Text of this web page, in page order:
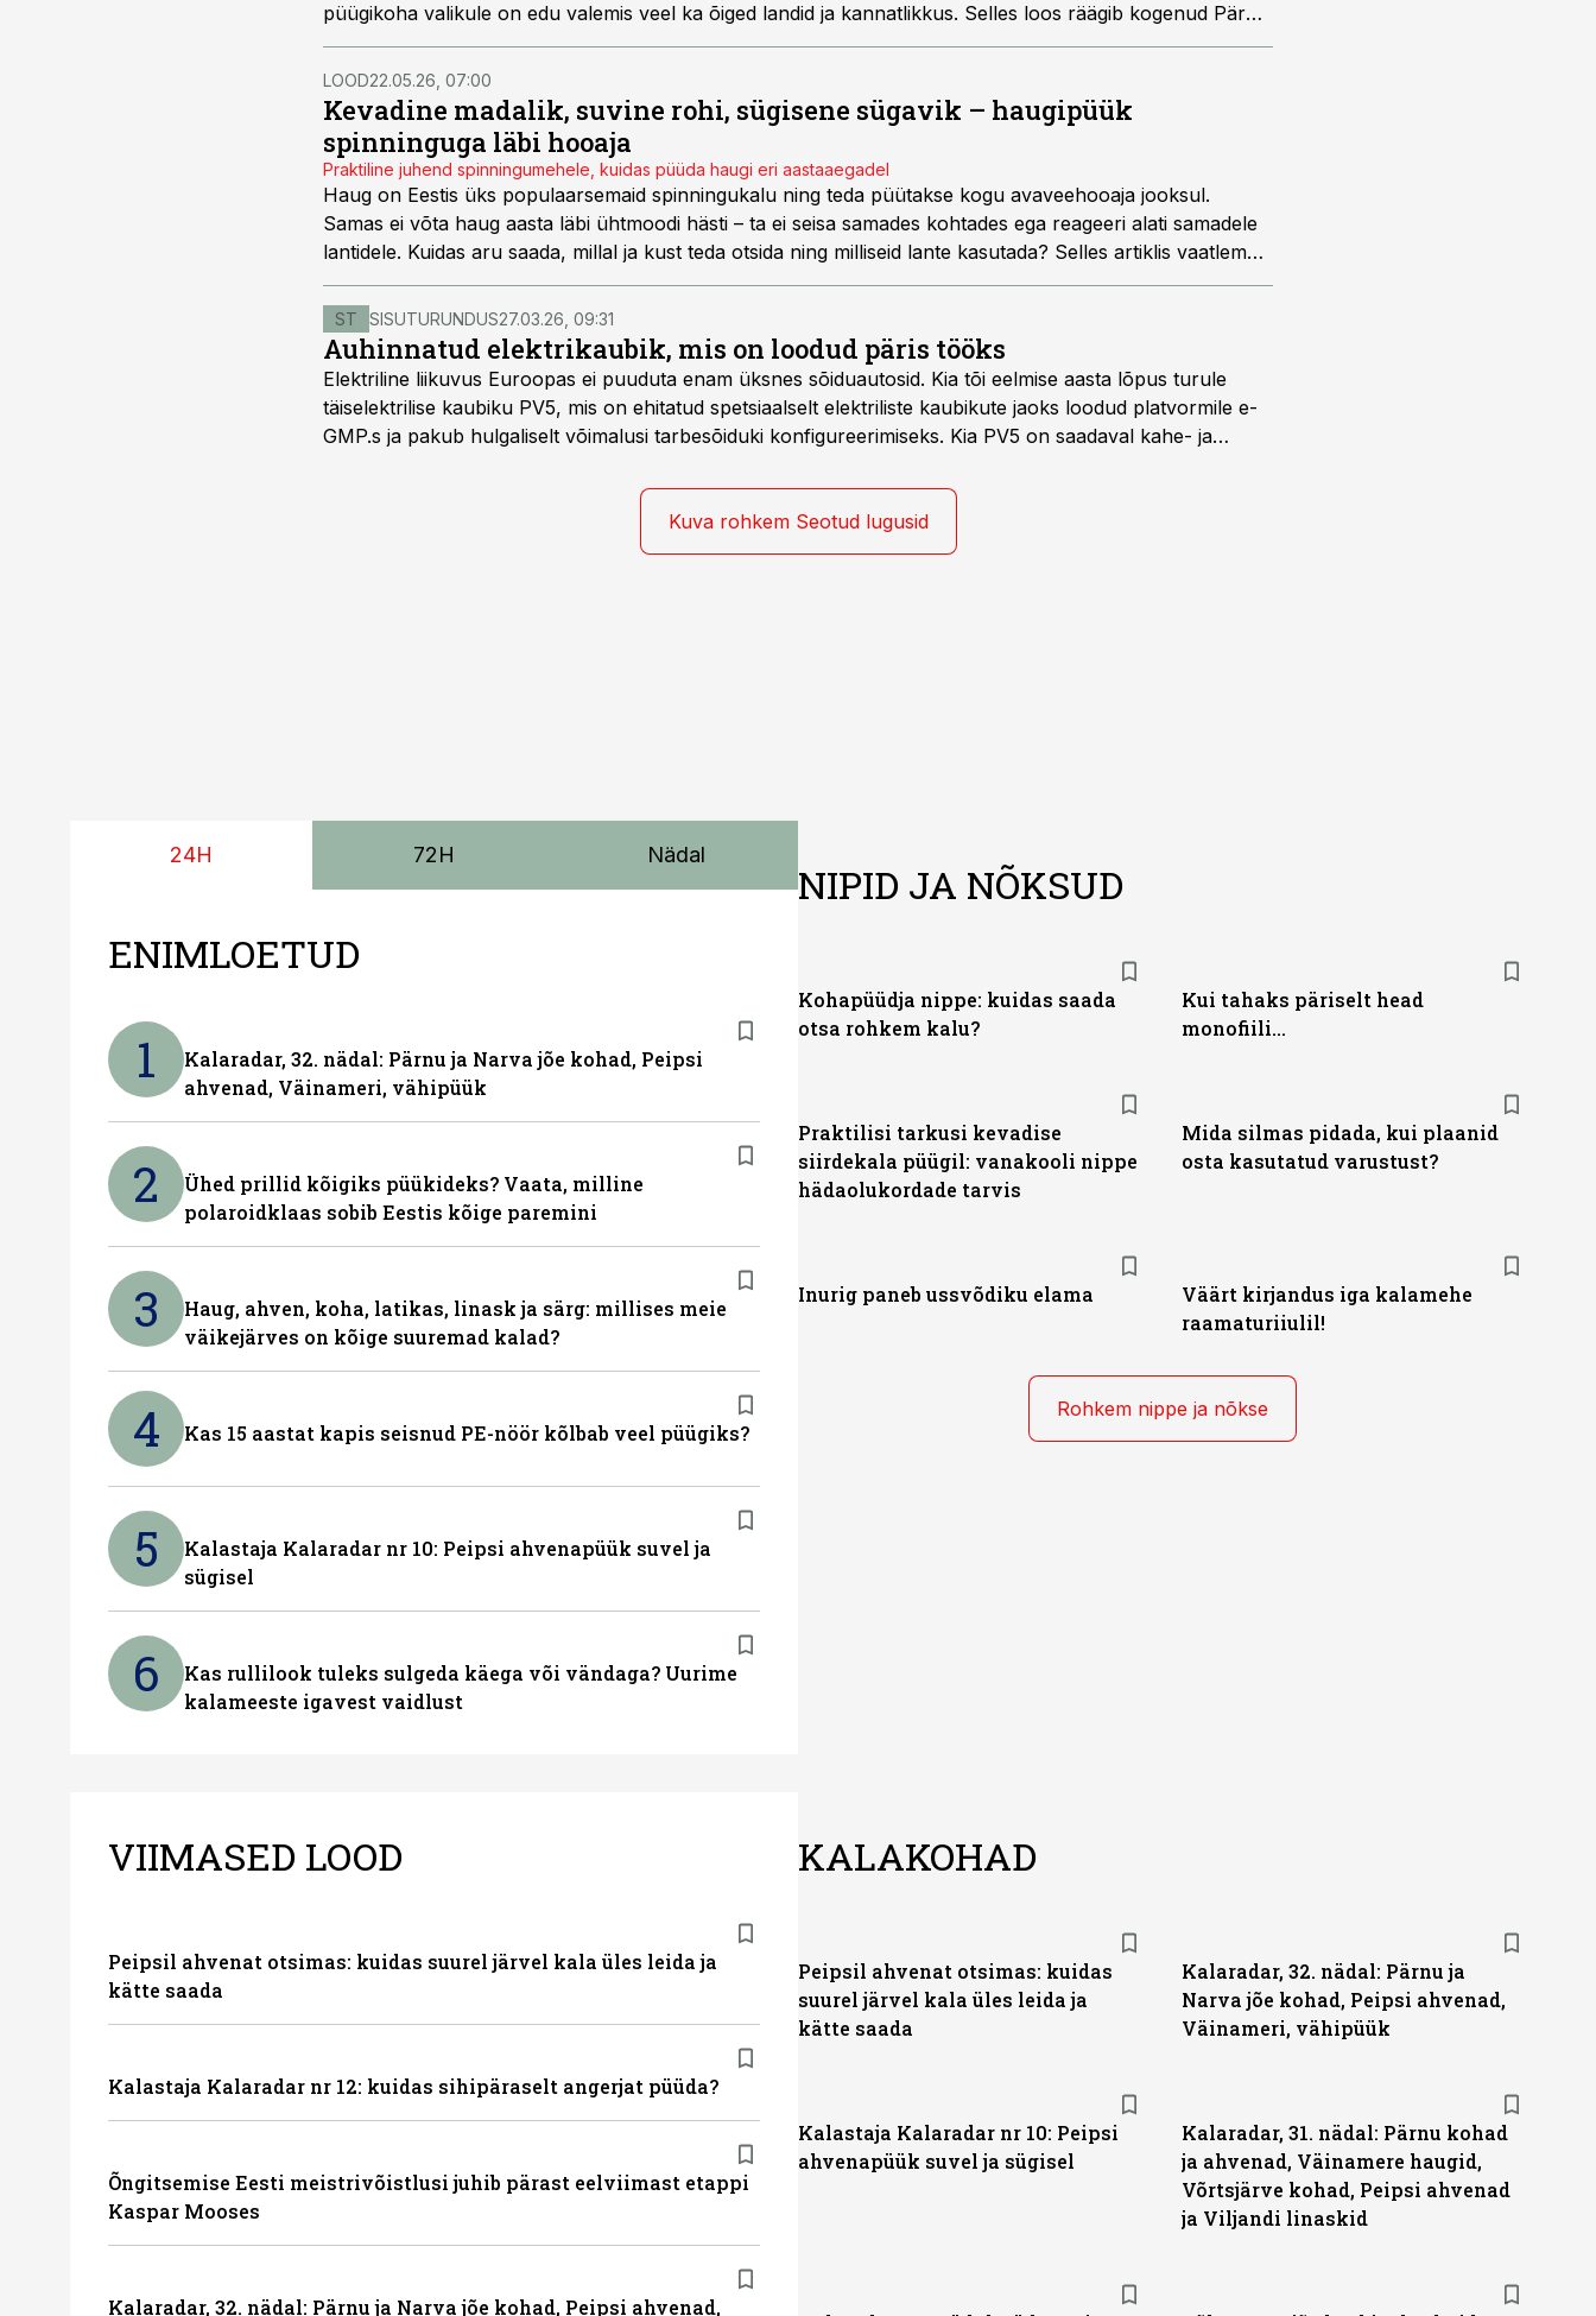
püügikoha valikule on edu valemis veel ka õiged landid ja kannatlikkus. Selles loos räägib kogenud Pärnu
haugikütt Erkki Mäeväli, kuidas ja millega ta Pärnus spinninguga suuri hauge püüab.
LOOD22.05.26, 07:00
Kevadine madalik, suvine rohi, sügisene sügavik – haugipüük
spinninguga läbi hooaja
Praktiline juhend spinningumehele, kuidas püüda haugi eri aastaaegadel
Haug on Eestis üks populaarsemaid spinningukalu ning teda püütakse kogu avaveehooaja jooksul.
Samas ei võta haug aasta läbi ühtmoodi hästi – ta ei seisa samades kohtades ega reageeri alati samadele
lantidele. Kuidas aru saada, millal ja kust teda otsida ning milliseid lante kasutada? Selles artiklis vaatleme,
mille poolest erineb haugipüük kevadel, suvel ja sügisel.
ST SISUTURUNDUS27.03.26, 09:31
Auhinnatud elektrikaubik, mis on loodud päris tööks
Elektriline liikuvus Euroopas ei puuduta enam üksnes sõiduautosid. Kia tõi eelmise aasta lõpus turule
täiselektrilise kaubiku PV5, mis on ehitatud spetsiaalselt elektriliste kaubikute jaoks loodud platvormile e-
GMP.s ja pakub hulgaliselt võimalusi tarbesõiduki konfigureerimiseks. Kia PV5 on saadaval kahe- ja
Viimast saab kohaldada ka invavedudeks. Aasta lõpus on mudel saadaval ka šassii versioonis.
Kuva rohkem Seotud lugusid
24H 72H Nädal
ENIMLOETUD
1
Kalaradar, 32. nädal: Pärnu ja Narva jõe kohad, Peipsi
ahvenad, Väinameri, vähipüük
2
Ühed prillid kõigiks püükideks? Vaata, milline
polaroidklaas sobib Eestis kõige paremini
3
Haug, ahven, koha, latikas, linask ja särg: millises meie
väikejärves on kõige suuremad kalad?
4 Kas 15 aastat kapis seisnud PE-nöör kõlbab veel püügiks?
5
Kalastaja Kalaradar nr 10: Peipsi ahvenapüük suvel ja
sügisel
6
Kas rullilook tuleks sulgeda käega või vändaga? Uurime
kalameeste igavest vaidlust
NIPID JA NÕKSUD
Kohapüüdja nippe: kuidas saada
otsa rohkem kalu?
Kui tahaks päriselt head
monofiili...
Praktilisi tarkusi kevadise
siirdekala püügil: vanakooli nippe
hädaolukordade tarvis
Mida silmas pidada, kui plaanid
osta kasutatud varustust?
Inurig paneb ussvõdiku elama
Väärt kirjandus iga kalamehe
raamaturiiulil!
Rohkem nippe ja nõkse
VIIMASED LOOD
Peipsil ahvenat otsimas: kuidas suurel järvel kala üles leida ja
kätte saada
Kalastaja Kalaradar nr 12: kuidas sihipäraselt angerjat püüda?
Õngitsemise Eesti meistrivõistlusi juhib pärast eelviimast etappi
Kaspar Mooses
Kalaradar, 32. nädal: Pärnu ja Narva jõe kohad, Peipsi ahvenad,
KALAKOHAD
Peipsil ahvenat otsimas: kuidas
suurel järvel kala üles leida ja
kätte saada
Kalaradar, 32. nädal: Pärnu ja
Narva jõe kohad, Peipsi ahvenad,
Väinameri, vähipüük
Kalastaja Kalaradar nr 10: Peipsi
ahvenapüük suvel ja sügisel
Kalaradar, 31. nädal: Pärnu kohad
ja ahvenad, Väinamere haugid,
Võrtsjärve kohad, Peipsi ahvenad
ja Viljandi linaskid